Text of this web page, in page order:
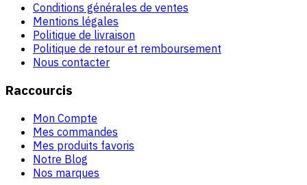
Conditions générales de ventes
Mentions légales
Politique de livraison
Politique de retour et remboursement
Nous contacter
Raccourcis
Mon Compte
Mes commandes
Mes produits favoris
Notre Blog
Nos marques